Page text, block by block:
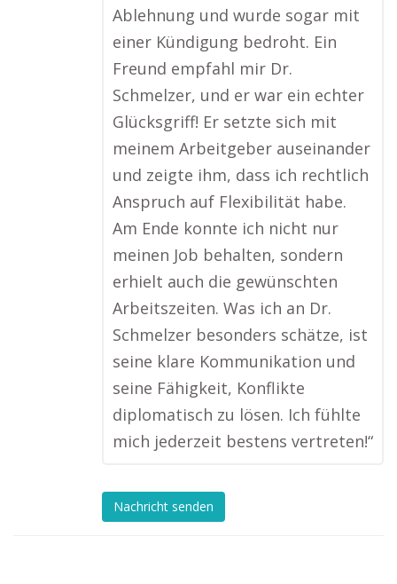
Ablehnung und wurde sogar mit
einer Kündigung bedroht. Ein
Freund empfahl mir Dr.
Schmelzer, und er war ein echter
Glücksgriff! Er setzte sich mit
meinem Arbeitgeber auseinander
und zeigte ihm, dass ich rechtlich
Anspruch auf Flexibilität habe.
Am Ende konnte ich nicht nur
meinen Job behalten, sondern
erhielt auch die gewünschten
Arbeitszeiten. Was ich an Dr.
Schmelzer besonders schätze, ist
seine klare Kommunikation und
seine Fähigkeit, Konflikte
diplomatisch zu lösen. Ich fühlte
mich jederzeit bestens vertreten!“
Nachricht senden